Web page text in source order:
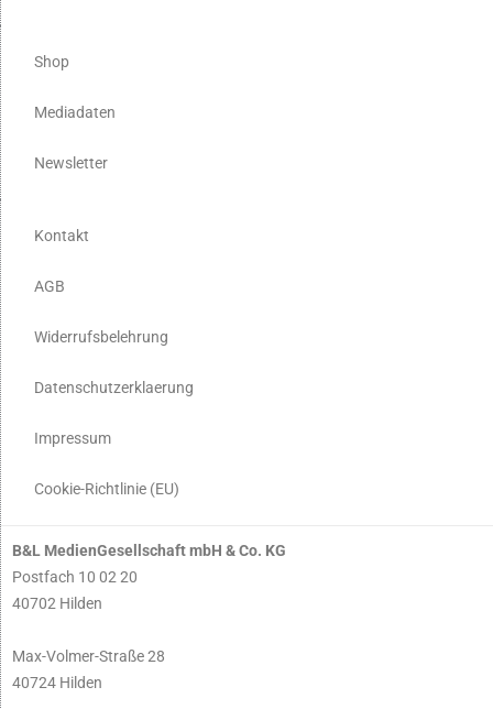
Shop
Mediadaten
Newsletter
Kontakt
AGB
Widerrufsbelehrung
Datenschutzerklaerung
Impressum
Cookie-Richtlinie (EU)
B&L MedienGesellschaft mbH & Co. KG
Postfach 10 02 20
40702 Hilden
Max-Volmer-Straße 28
40724 Hilden